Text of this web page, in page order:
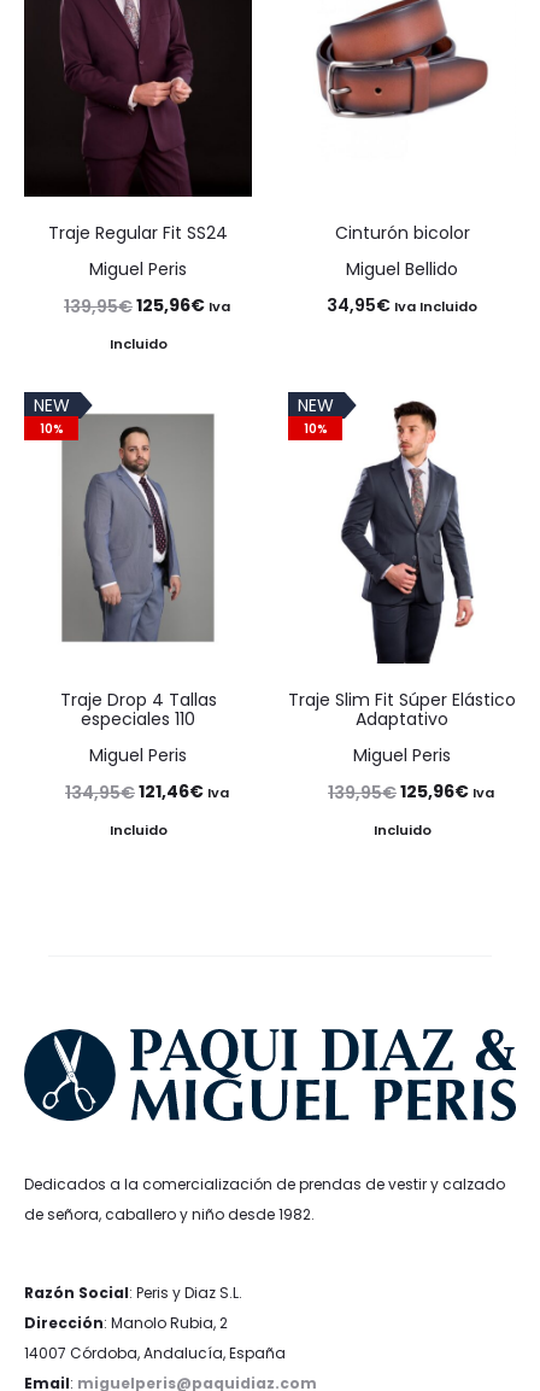
Traje Regular Fit SS24
Miguel Peris
139,95€El
precio
era:
139,95€.
125,96€El
es:
Iva
Incluido
Cinturón bicolor
Miguel Bellido
34,95€ Iva Incluido
NEW
10%
Traje Drop 4 Tallas
especiales 110
Miguel Peris
134,95€El
precio
121,46€ElIva
Incluido
NEW
10%
Traje Slim Fit Súper Elástico
Adaptativo
Miguel Peris
139,95€El
precio
125,96€ElIva
Incluido
Dedicados a la comercialización de prendas de vestir y calzado
de señora, caballero y niño desde 1982.
Razón Social: Peris y Diaz S.L.
Dirección: Manolo Rubia, 2
14007 Córdoba, Andalucía, España
Email: miguelperis@paquidiaz.com